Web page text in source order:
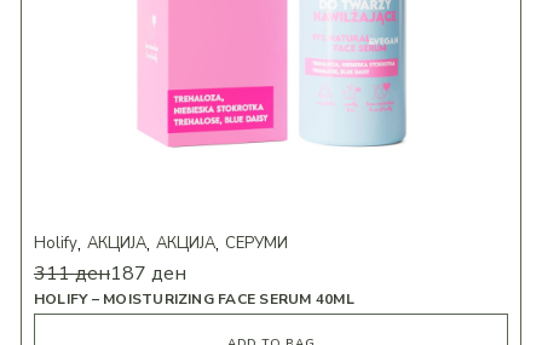
HOLIFY – MOISTURIZING FACE SERUM 40ML
Holify АКЦИЈА АКЦИЈА СЕРУМИ
311ден187 ден